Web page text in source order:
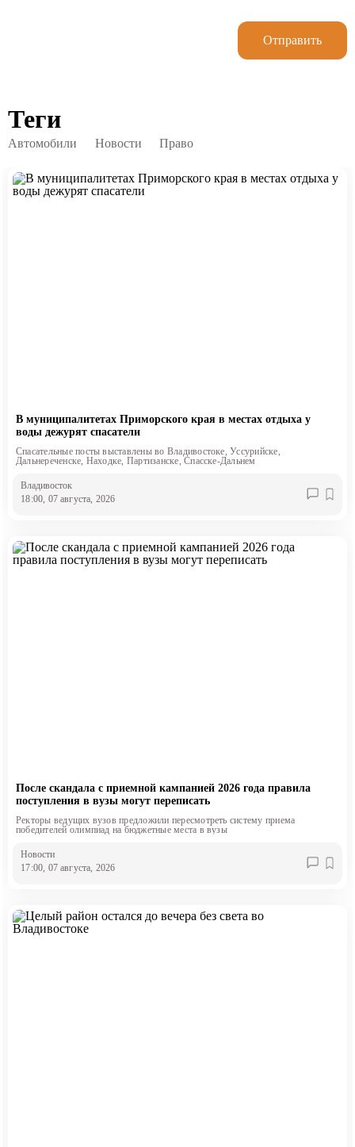
Отправить
Теги
Автомобили Новости Право
В муниципалитетах Приморского края в местах отдыха у
воды дежурят спасатели
Спасательные посты выставлены во Владивостоке, Уссурийске,
Дальнереченске, Находке, Партизанске, Спасске-Дальнем
Владивосток
18:00, 07 августа, 2026
После скандала с приемной кампанией 2026 года правила
поступления в вузы могут переписать
Ректоры ведущих вузов предложили пересмотреть систему приема
победителей олимпиад на бюджетные места в вузы
Новости
17:00, 07 августа, 2026